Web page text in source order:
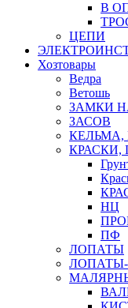
В
ЦЕПИ
Хозтовары
Ведра
Ветошь
ЗАМКИ
ЗАСОВ
КЕЛЬМА,
КРАСКИ,
НЦ
ПФ
ЛОПАТЫ
ЛОПАТЫ-